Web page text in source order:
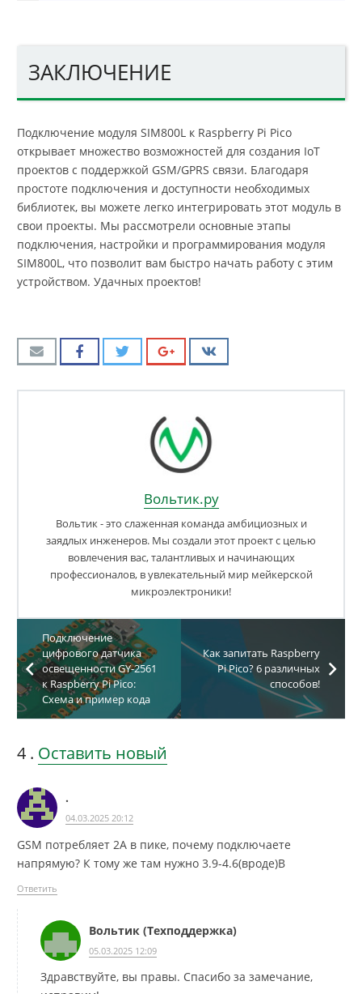
ЗАКЛЮЧЕНИЕ
Подключение модуля SIM800L к Raspberry Pi Pico
открывает множество возможностей для создания IoT
проектов с поддержкой GSM/GPRS связи. Благодаря
простоте подключения и доступности необходимых
библиотек, вы можете легко интегрировать этот модуль в
свои проекты. Мы рассмотрели основные этапы
подключения, настройки и программирования модуля
SIM800L, что позволит вам быстро начать работу с этим
устройством. Удачных проектов!
Вольтик.ру
Вольтик - это слаженная команда амбициозных и
заядлых инженеров. Мы создали этот проект с целью
вовлечения вас, талантливых и начинающих
профессионалов, в увлекательный мир мейкерской
микроэлектроники!
Подключение
цифрового датчика
освещенности GY-2561
к Raspberry Pi Pico:
Схема и пример кода
Как запитать Raspberry
Pi Pico? 6 различных
способов!
4 комментария
. Оставить новый
.
04.03.2025 20:12
GSM потребляет 2А в пике, почему подключаете
напрямую? К тому же там нужно 3.9-4.6(вроде)В
Ответить
Вольтик (Техподдержка)
05.03.2025 12:09
Здравствуйте, вы правы. Спасибо за замечание,